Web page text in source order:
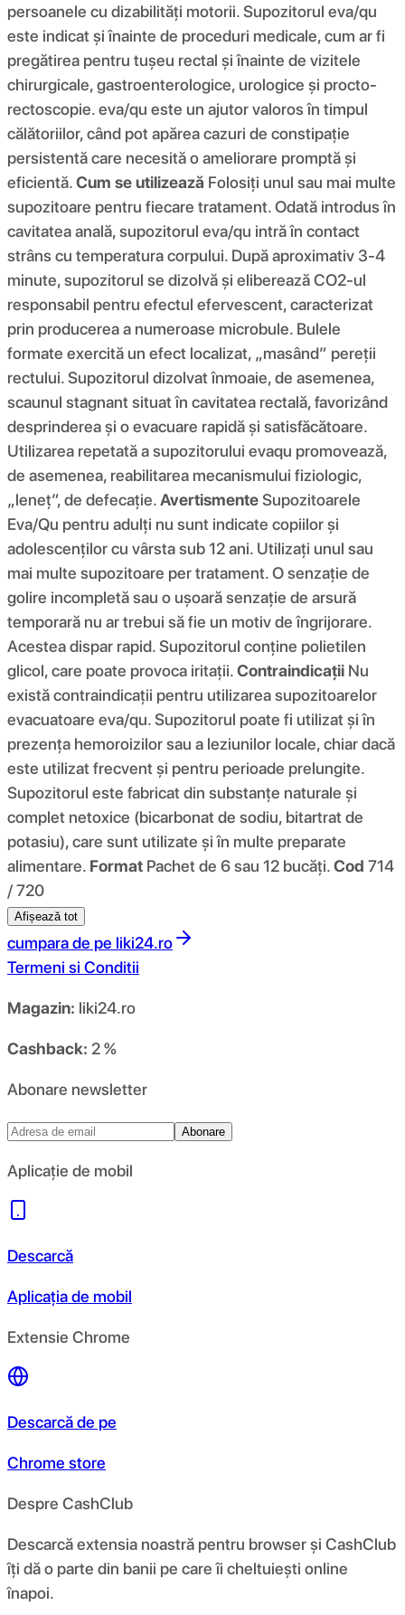
persoanele cu dizabilități motorii. Supozitorul eva/qu
este indicat și înainte de proceduri medicale, cum ar fi
pregătirea pentru tușeu rectal și înainte de vizitele
chirurgicale, gastroenterologice, urologice și procto-
rectoscopie. eva/qu este un ajutor valoros în timpul
călătoriilor, când pot apărea cazuri de constipație
persistentă care necesită o ameliorare promptă și
eficientă.Cum se utilizează Folosiți unul sau mai multe
supozitoare pentru fiecare tratament. Odată introdus în
cavitatea anală, supozitorul eva/qu intră în contact
strâns cu temperatura corpului. După aproximativ 3-4
minute, supozitorul se dizolvă și eliberează CO2-ul
responsabil pentru efectul efervescent, caracterizat
prin producerea a numeroase microbule. Bulele
formate exercită un efect localizat, „masând” pereții
rectului. Supozitorul dizolvat înmoaie, de asemenea,
scaunul stagnant situat în cavitatea rectală, favorizând
desprinderea și o evacuare rapidă și satisfăcătoare.
Utilizarea repetată a supozitorului evaqu promovează,
de asemenea, reabilitarea mecanismului fiziologic,
„leneț”, de defecație.AvertismenteSupozitoarele
Eva/Qu pentru adulți nu sunt indicate copiilor și
adolescenților cu vârsta sub 12 ani. Utilizați unul sau
mai multe supozitoare per tratament. O senzație de
golire incompletă sau o ușoară senzație de arsură
temporară nu ar trebui să fie un motiv de îngrijorare.
Acestea dispar rapid. Supozitorul conține polietilen
glicol, care poate provoca iritații.Contraindicații Nu
există contraindicații pentru utilizarea supozitoarelor
evacuatoare eva/qu. Supozitorul poate fi utilizat și în
prezența hemoroizilor sau a leziunilor locale, chiar dacă
este utilizat frecvent și pentru perioade prelungite.
Supozitorul este fabricat din substanțe naturale și
complet netoxice (bicarbonat de sodiu, bitartrat de
potasiu), care sunt utilizate și în multe preparate
alimentare. Format Pachet de 6 sau 12 bucăți.Cod 714
/ 720
Afișează tot
cumpara de pe liki24.ro
Termeni si Conditii
Magazin: liki24.ro
Cashback: 2 %
Abonare newsletter
Abonare
Aplicație de mobil
Descarcă
Aplicația de mobil
Extensie Chrome
Descarcă de pe
Chrome store
Despre CashClub
Descarcă extensia noastră pentru browser și CashClub
îți dă o parte din banii pe care îi cheltuiești online
înapoi.